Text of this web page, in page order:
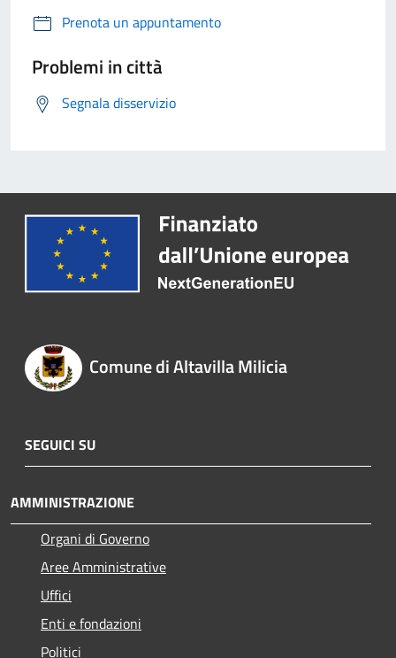
Prenota un appuntamento
Problemi in città
Segnala disservizio
Comune di Altavilla Milicia
SEGUICI SU
AMMINISTRAZIONE
Organi di Governo
Aree Amministrative
Uffici
Enti e fondazioni
Politici